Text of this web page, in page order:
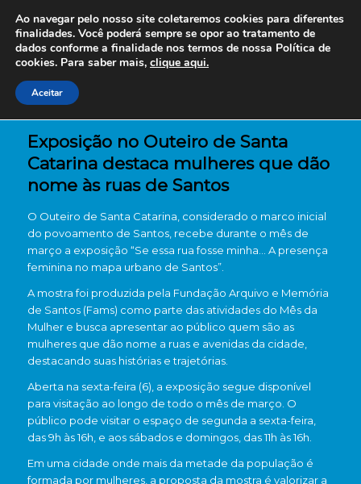
Exposição no Outeiro de Santa
Catarina destaca mulheres que dão
nome às ruas de Santos
O Outeiro de Santa Catarina , considerado o marco inicial
do povoamento de Santos, recebe durante o mês de
março a exposição “Se essa rua fosse minha… A presença
feminina no mapa urbano de Santos”.
A mostra foi produzida pela Fundação Arquivo e Memória
de Santos(Fams) como parte das atividades do Mês da
Mulher e busca apresentar ao público quem são as
mulheres que dão nome a ruas e avenidas da cidade,
destacando suas histórias e trajetórias.
Aberta na sexta-feira (6), a exposição segue disponível
para visitação ao longo de todo o mês de março. O
público pode visitar o espaço de segunda a sexta-feira,
das 9h às 16h, e aos sábados e domingos, das 11h às 16h.
Em uma cidade onde mais da metade da população é
formada por mulheres, a proposta da mostra é valorizar a
Ao navegar pelo nosso site coletaremos cookies para diferentes
finalidades. Você poderá sempre se opor ao tratamento de
dados conforme a finalidade nos termos de nossa Política de
cookies. Para saber mais, clique aqui.
Aceitar